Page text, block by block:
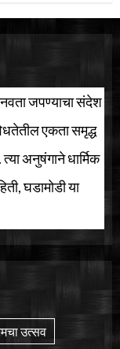
जपण्याचा संदेश
एकता समृद्ध
अनुषंगाने धार्मिक
घडामोडी या
उत्सव